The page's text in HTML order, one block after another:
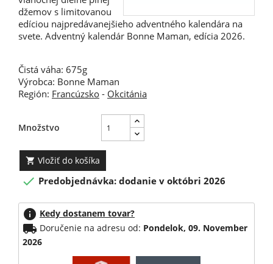
džemov s limitovanou
edíciou najpredávanejšieho adventného kalendára na
svete. Adventný kalendár Bonne Maman, edícia 2026.
Čistá váha: 675g
Výrobca: Bonne Maman
Región: Francúzsko - Okcitánia
Množstvo
 Vložiť do košíka
 Predobjednávka: dodanie v októbri 2026
info Kedy dostanem tovar?
local_shipping Doručenie na adresu od: Pondelok, 09. November
2026